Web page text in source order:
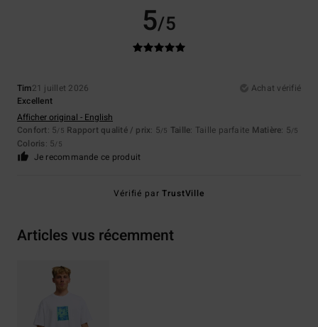
5/5
Tim21 juillet 2026
Achat vérifié
Excellent
Afficher original - English
Confort: 5/5 Rapport qualité / prix: 5/5 Taille: Taille parfaite Matière: 5/5
Coloris: 5/5
Je recommande ce produit
Vérifié parTrustVille
Articles vus récemment